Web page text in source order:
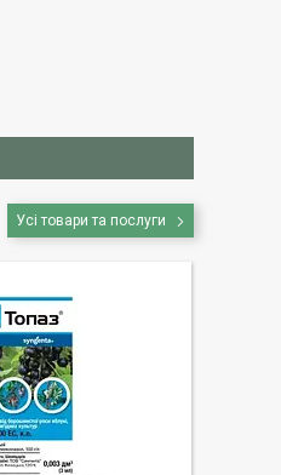
Усі товари та послуги